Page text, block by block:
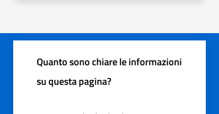
Quanto sono chiare le informazioni
su questa pagina?